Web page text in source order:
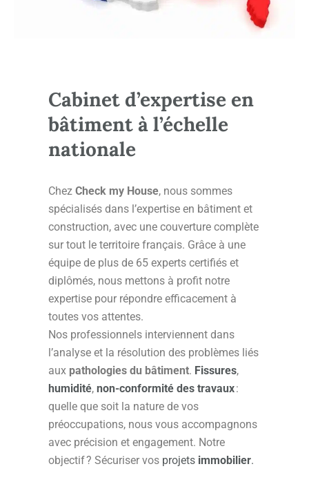
Cabinet d’expertise en
bâtiment à l’échelle
nationale
Chez Check my House, nous sommes
spécialisés dans l’expertise en bâtiment et
construction, avec une couverture complète
sur tout le territoire français. Grâce à une
équipe de plus de 65 experts certifiés et
diplômés, nous mettons à profit notre
expertise pour répondre efficacement à
toutes vos attentes.
Nos professionnels interviennent dans
l’analyse et la résolution des problèmes liés
aux pathologies du bâtiment. Fissures,
humidité, non-conformité des travaux:
quelle que soit la nature de vos
préoccupations, nous vous accompagnons
avec précision et engagement. Notre
objectif ? Sécuriser vos projets immobilier.